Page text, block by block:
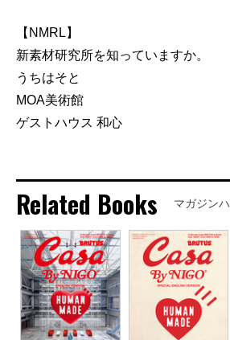
【NMRL】
新素材研究所を知っていますか。
うちはそと
MOA美術館
ゲストハウス 和心
Related Books マガジン